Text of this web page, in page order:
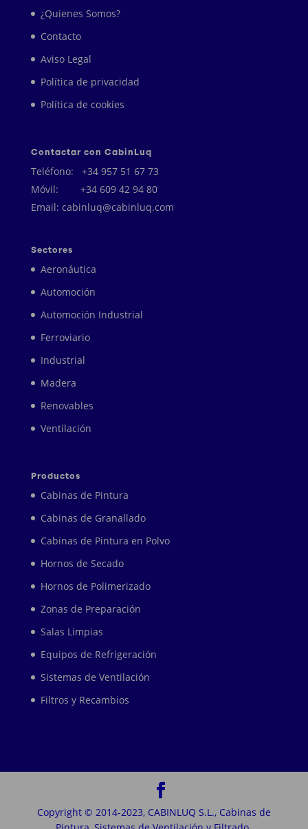
¿Quienes Somos?
Contacto
Aviso Legal
Política de privacidad
Política de cookies
Contactar con CabinLuq
Teléfono: +34 957 51 67 73
Móvil: +34 609 42 94 80
Email: cabinluq@cabinluq.com
Sectores
Aeronáutica
Automoción
Automoción Industrial
Ferroviario
Industrial
Madera
Renovables
Ventilación
Productos
Cabinas de Pintura
Cabinas de Granallado
Cabinas de Pintura en Polvo
Hornos de Secado
Hornos de Polimerizado
Zonas de Preparación
Salas Limpias
Equipos de Refrigeración
Sistemas de Ventilación
Filtros y Recambios
Copyright © 2014-2023, CABINLUQ S.L., Cabinas de